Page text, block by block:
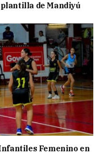
de Mandiyú
Femenino en